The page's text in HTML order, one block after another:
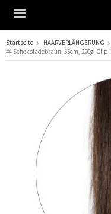
Das Produkt
Startseite HAARVERLÄNGERUNG
#4 Schokoladebraun, 55cm, 220g, Clip